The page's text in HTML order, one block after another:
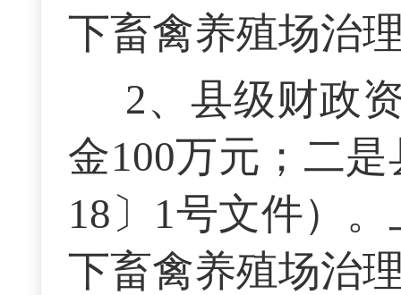
下畜禽养殖场治
2、县级财政
金100万元；二
18〕1号文件）
下畜禽养殖场治